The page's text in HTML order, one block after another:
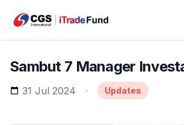
Sambut 7 Manager
31 Jul 2024 Updates